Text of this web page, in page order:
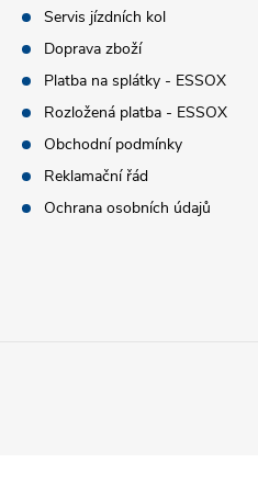
Servis jízdních kol
Doprava zboží
Platba na splátky - ESSOX
Rozložená platba - ESSOX
Obchodní podmínky
Reklamační řád
Ochrana osobních údajů